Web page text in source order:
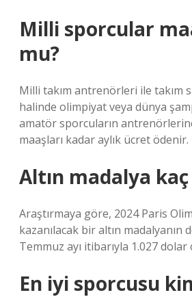
Milli sporcular
mu?
Milli takım antrenörleri ile takım
halinde olimpiyat veya dünya
amatör sporcuların
maaşları kadar aylık ücret ödenir.
Altın madalya kaç
Araştırmaya göre, 2024 Paris
kazanılacak bir altın madalyanın
Temmuz ayı itibarıyla 1.027 dolar
En iyi sporcusu